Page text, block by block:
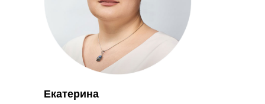
Екатерина